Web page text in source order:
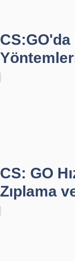
CS:GO'da
CS: GO
Zıplama